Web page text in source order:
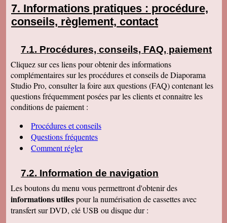
Informations pratiques : procédure,
conseils, règlement, contact
Procédures, conseils, FAQ, paiement
Cliquez sur ces liens pour obtenir des informations
complémentaires sur les procédures et conseils de Diaporama
Studio Pro, consulter la foire aux questions (FAQ) contenant les
questions fréquemment posées par les clients et connaitre les
conditions de paiement :
Procédures et conseils
Questions fréquentes
Comment régler
Information de navigation
Les boutons du menu vous permettront d'obtenir des
informations utilespour la numérisation de cassettes avec
transfert sur DVD, clé USB ou disque dur :